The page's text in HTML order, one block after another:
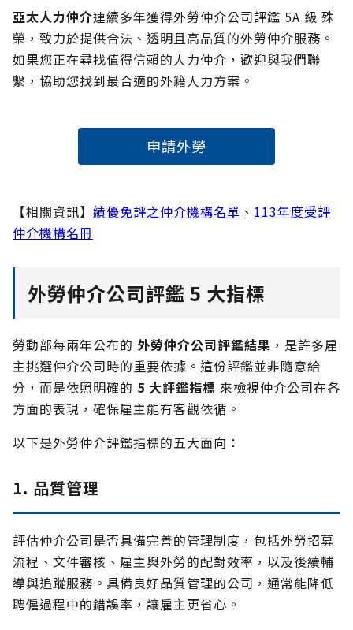
亞太人力仲介連續多年獲得外勞仲介公司評鑑 5A 級 殊
榮，致力於提供合法、透明且高品質的外勞仲介服務。
如果您正在尋找值得信賴的人力仲介，歡迎與我們聯
繫，協助您找到最合適的外籍人力方案。
申請外勞
【相關資訊】 績優免評之仲介機構名單 、 113年度受評
仲介機構名冊
外勞仲介公司評鑑 5 大指標
勞動部每兩年公布的 外勞仲介公司評鑑結果 ，是許多雇
主挑選仲介公司時的重要依據。這份評鑑並非隨意給
分，而是依照明確的 5 大評鑑指標 來檢視仲介公司在各
方面的表現，確保雇主能有客觀依循。
以下是外勞仲介評鑑指標的五大面向：
1. 品質管理
評估仲介公司是否具備完善的管理制度，包括外勞招募
流程、文件審核、雇主與外勞的配對效率，以及後續輔
導與追蹤服務。具備良好品質管理的公司，通常能降低
聘僱過程中的錯誤率，讓雇主更省心。